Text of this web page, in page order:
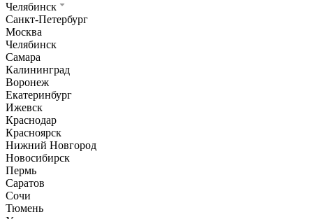
Челябинск
Санкт-Петербург
Москва
Челябинск
Самара
Калининград
Воронеж
Екатеринбург
Ижевск
Краснодар
Красноярск
Нижний Новгород
Новосибирск
Пермь
Саратов
Сочи
Тюмень